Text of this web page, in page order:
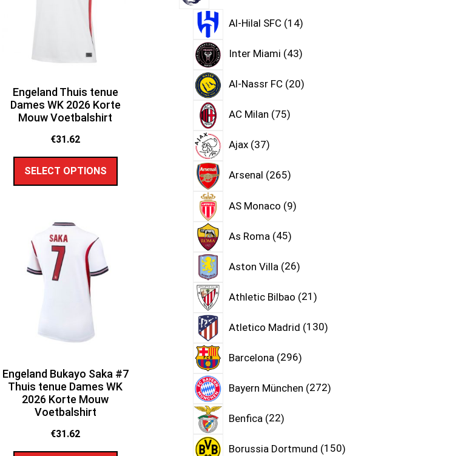
Engeland Thuis tenue
Dames WK 2026 Korte
Mouw Voetbalshirt
€31.62
SELECT OPTIONS
Engeland Bukayo Saka #7
Thuis tenue Dames WK
2026 Korte Mouw
Voetbalshirt
€31.62
Al-Hilal SFC 14
Inter Miami 43
Al-Nassr FC 20
AC Milan 75
Ajax 37
Arsenal 265
AS Monaco 9
As Roma 45
Aston Villa 26
Athletic Bilbao 21
Atletico Madrid 130
Barcelona 296
Bayern München 272
Benfica 22
Borussia Dortmund 150